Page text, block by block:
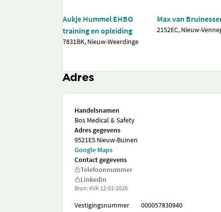
Aukje Hummel EHBO
training en opleiding
7831BK, Nieuw-Weerdinge
Max van
2152EC, Nieuw-
Adres
Handelsnamen
Bos Medical & Safety
Adres gegevens
9521ES Nieuw-Buinen
Google Maps
Contact gegevens
Telefoonnummer
Linkedin
Bron: KVK 12-01-2026
Vestigingsnummer
000057830940